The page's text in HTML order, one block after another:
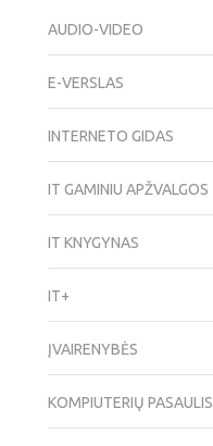
AUDIO-VIDEO
E-VERSLAS
INTERNETO GIDAS
IT GAMINIU APŽVALGOS
IT KNYGYNAS
IT+
ĮVAIRENYBĖS
KOMPIUTERIŲ PASAULIS